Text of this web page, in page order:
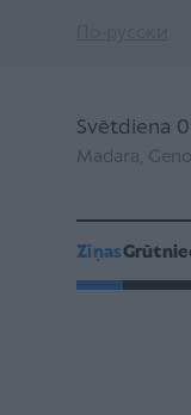
Svētdiena
Madara,
Ziņas